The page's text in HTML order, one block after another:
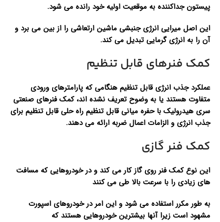
پیستون جداکننده به موقعیت اولیه خود رانده می شود.
این اصل میرایی انرژی جنبشی ماشین ارتعاشی را از بین می برد و
آن را به انرژی گرمایی تبدیل می کند.
کمک فنرهای قابل تنظیم
عملکرد جذب انرژی قابل تنظیم هنگامی که پارامترهای ورودی
متفاوت هستند یا به وضوح تعریف نشده اند، کمک فنرهای صنعتی
سری هیدرولیک با حفره میانی قابل تنظیم راه حلی قابل تنظیم برای
جذب انرژی و الزامات اعمال ضربه ارائه می دهند.
کمک فنر گازی
این نوع کمک فنر روی گاز کار می کند و در خودروهایی که مسافت
های زیادی را با سرعت بالا طی می کنند
به طور مکرر استفاده می شود و این امر در خودروهای اسپورت
مشهود است زیرا آنها بیشترین خودروهایی هستند که